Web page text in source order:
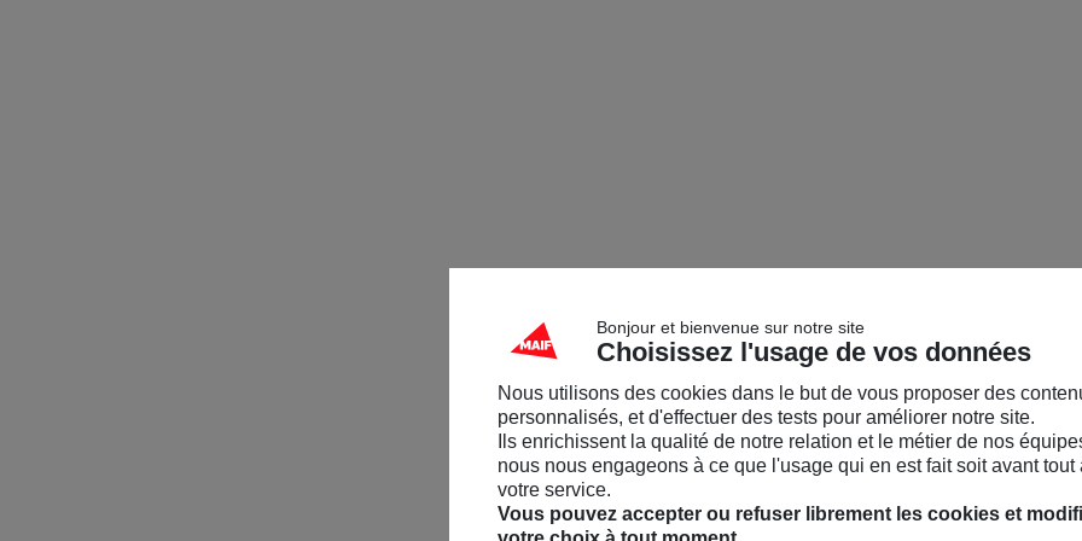
Bonjour et bienvenue sur notre site
Choisissez l'usage de vos données
Nous utilisons des cookies dans le but de vous proposer des
personnalisés, et d'effectuer des tests pour améliorer notre site.
Ils enrichissent la qualité de notre relation et le métier de nos
nous nous engageons à ce que l'usage qui en est fait soit avant tout
votre service.
Vous pouvez accepter ou refuser librement les cookies et